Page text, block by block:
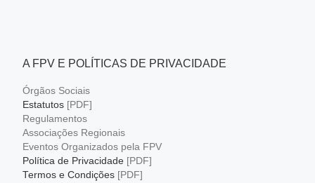
A FPV E POLÍTICAS DE PRIVACIDADE
Órgãos Sociais
Estatutos [PDF]
Regulamentos
Associações Regionais
Eventos Organizados pela FPV
Política de Privacidade [PDF]
Termos e Condições [PDF]